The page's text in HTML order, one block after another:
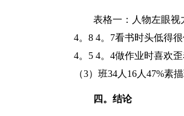
表格一：人物左眼视
4。8 4。7看书时头低得
4。5 4。4做作业时喜欢
（3）班34人16人47%素
四。结论